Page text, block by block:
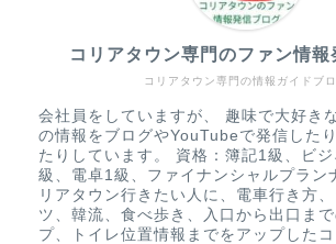
コリアタウン専門の情報ガイドブ
コリアタウン専門のファン情報
会社員をしていますが、 趣味で大好き
の情報をブログやYouTubeで発信した
たりしています。 資格：簿記1級、ビ
級、電卓1級、ファイナンシャルプラン
リアタウン行きたい人に、電車行き方
ツ、韓流、食べ歩き、入口から出口ま
プ、トイレ位置情報までをアップした